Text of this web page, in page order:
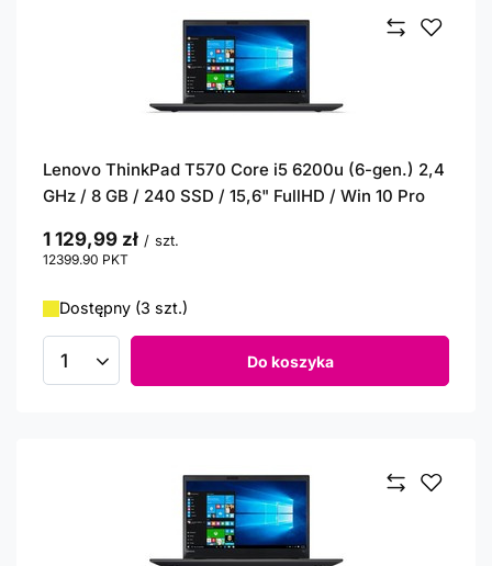
Lenovo ThinkPad T570 Core i5 6200u (6-gen.) 2,4
GHz / 8 GB / 240 SSD / 15,6" FullHD / Win 10 Pro
1 129,99 zł / szt.
12399.90 PKT
Dostępny (3 szt.)
Ilość produktów Do koszyka